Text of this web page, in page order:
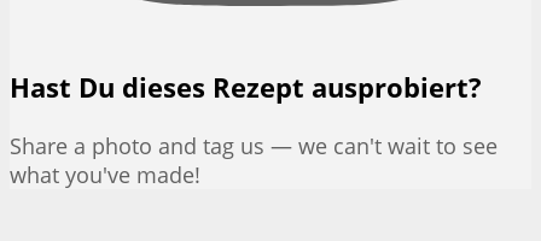
Hast Du dieses Rezept ausprobiert?
Share a photo and tag us — we can't wait to see
what you've made!